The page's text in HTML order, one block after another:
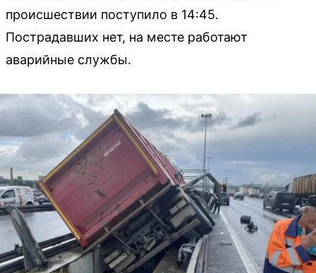
происшествии поступило в 14:45.
Пострадавших нет, на месте работают
аварийные службы.